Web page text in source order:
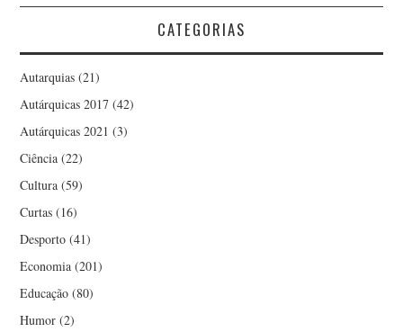
CATEGORIAS
Autarquias (21)
Autárquicas 2017 (42)
Autárquicas 2021 (3)
Ciência (22)
Cultura (59)
Curtas (16)
Desporto (41)
Economia (201)
Educação (80)
Humor (2)